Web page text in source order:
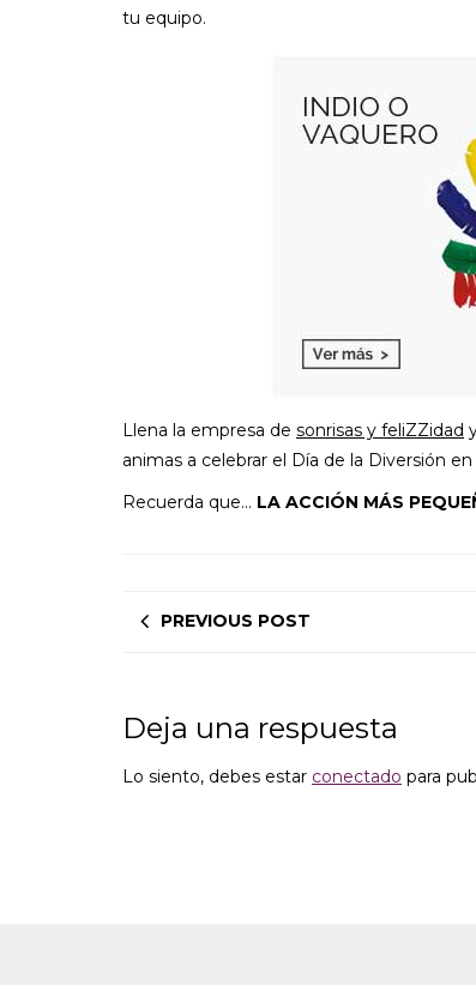
tu equipo.
Llena la empresa de sonrisas y feliZZidad
animas a celebrar el Día de la Diversión
Recuerda que… LA ACCIÓN MÁS
PREVIOUS POST
Deja una respuesta
Lo siento, debes estar conectado para